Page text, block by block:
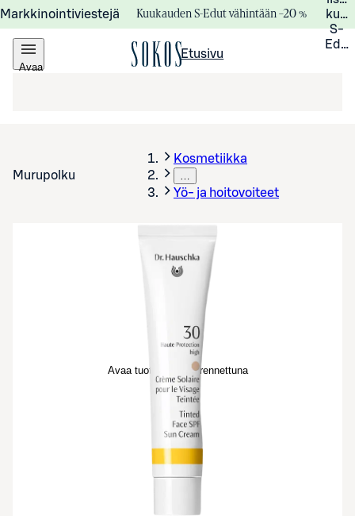
Markkinointiviestejä Kuukauden S-Edut vähintään –20 %
S-
Avaa
Etusivu
Murupolku
Kosmetiikka
…
Yö- ja hoitovoiteet
Avaa tuotekuva suurennettuna